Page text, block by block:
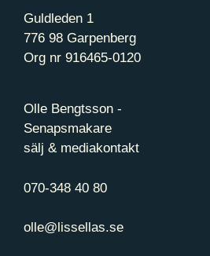
Guldleden 1
776 98 Garpenberg
Org nr 916465-0120
Olle Bengtsson -
Senapsmakare
sälj & mediakontakt
070-348 40 80
olle@lissellas.se